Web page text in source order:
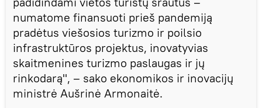
numatome finansuoti prieš pandemiją
pradėtus viešosios turizmo ir poilsio
infrastruktūros projektus, inovatyvias
skaitmenines turizmo paslaugas ir jų
rinkodarą", – sako ekonomikos ir inovacijų
ministrė Aušrinė Armonaitė.